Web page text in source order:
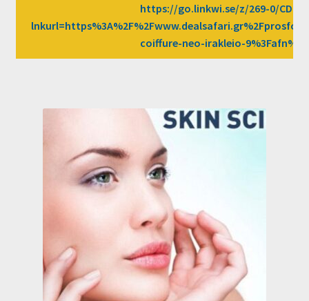
https://go.linkwi.se/z/269-0/
coiffure-neo-irakleio-